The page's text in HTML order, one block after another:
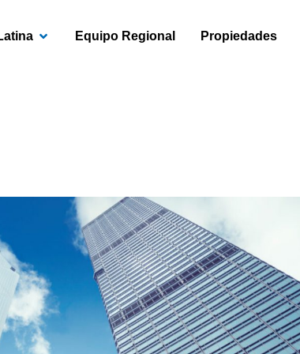
OPEN AMÉRICA LATINA
Equipo Regional Propiedades